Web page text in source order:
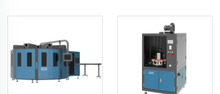
(RICOH Gen6 Serie)